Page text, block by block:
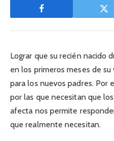
Lograr que su recién nacido
en los primeros meses de
para los nuevos padres. Por
por las que necesitan que
afecta nos permite
que realmente necesitan.